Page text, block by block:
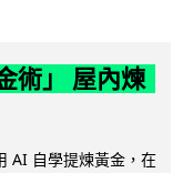
術」 屋內煉
AI 自學提煉黃金，在